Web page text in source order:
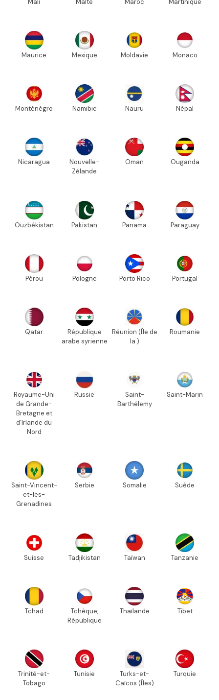
Maurice Mexique Moldavie Monaco
Monténégro Namibie Nauru Népal
Nicaragua
Nouvelle-
Zélande
Oman Ouganda
Ouzbékistan Pakistan Panama Paraguay
Pérou Pologne Porto Rico Portugal
Qatar
République
arabe syrienne
Réunion (Île de
la )
Roumanie
Royaume-Uni
de Grande-
Bretagne et
d'Irlande du
Nord
Russie
Saint-
Barthélemy
Saint-Marin
Saint-Vincent-
et-les-
Grenadines
Serbie Somalie Suède
Suisse Tadjikistan Taïwan Tanzanie
Tchad
Tchèque,
République
Thaïlande Tibet
Trinité-et-
Tobago
Tunisie
Turks-et-
Caïcos (Îles)
Turquie